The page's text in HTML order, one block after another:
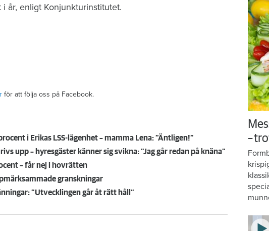
år, enligt Konjunkturinstitutet.
för att följa oss på Facebook.
i Erikas LSS-lägenhet – mamma Lena: ”Äntligen!”
upp – hyresgäster känner sig svikna: "Jag går redan på knäna"
– får nej i hovrätten
granskningar
”Utvecklingen går åt rätt håll”
–